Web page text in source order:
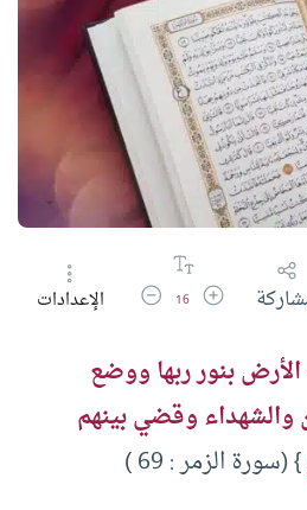
زيادة حجم الخط
16 تقليل حجم الخط
الإعدادات
بنور ربها ووضع
والشهداء وقضي بينهم
} (سورة الزمر : 69 )